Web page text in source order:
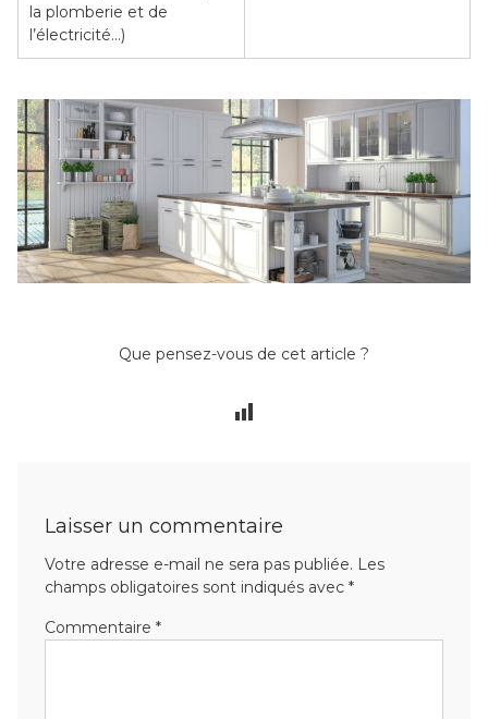
la plomberie et de
l’électricité…)
Que pensez-vous de cet article ?
Laisser un commentaire
Votre adresse e-mail ne sera pas publiée. Les
champs obligatoires sont indiqués avec *
Commentaire *